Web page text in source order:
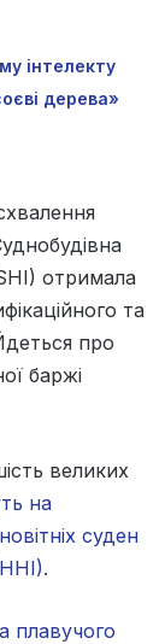
інтелекту
дерева»
отримала
та
про
баржі
великих
на
суден
плавучого